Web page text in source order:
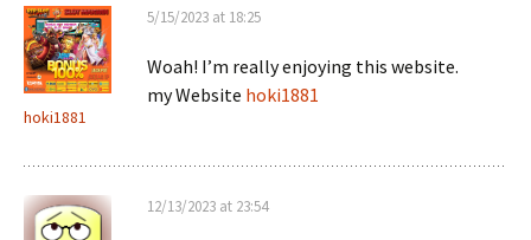
hoki1881
5/15/2023 at 18:25
Woah! I’m really enjoying this website.
my Website hoki1881
12/13/2023 at 23:54